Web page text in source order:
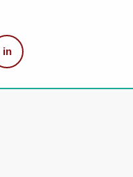
in